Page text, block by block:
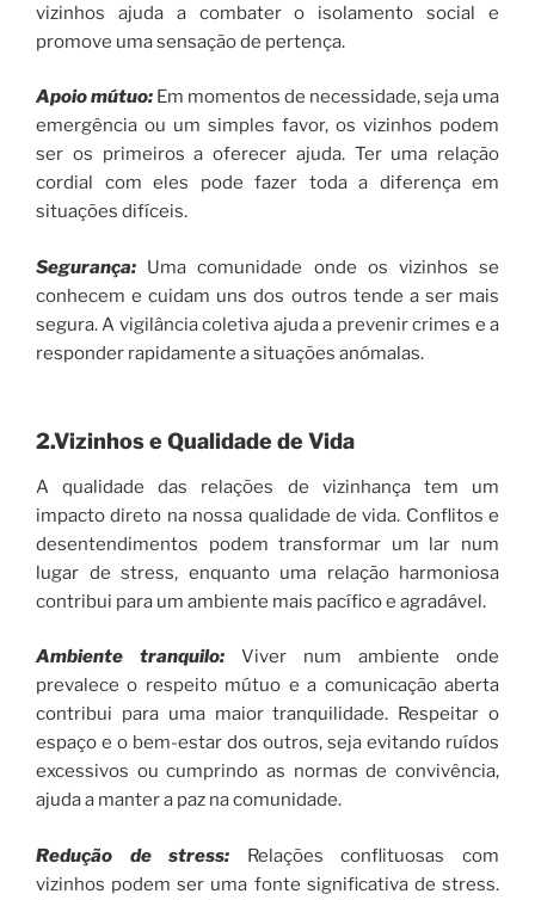
vizinhos ajuda a combater o isolamento social e
promove uma sensação de pertença.
Apoio mútuo: Em momentos de necessidade, seja uma
emergência ou um simples favor, os vizinhos podem
ser os primeiros a oferecer ajuda. Ter uma relação
cordial com eles pode fazer toda a diferença em
situações difíceis.
Segurança: Uma comunidade onde os vizinhos se
conhecem e cuidam uns dos outros tende a ser mais
segura. A vigilância coletiva ajuda a prevenir crimes e a
responder rapidamente a situações anómalas.
2.Vizinhos e Qualidade de Vida
A qualidade das relações de vizinhança tem um
impacto direto na nossa qualidade de vida. Conflitos e
desentendimentos podem transformar um lar num
lugar de stress, enquanto uma relação harmoniosa
contribui para um ambiente mais pacífico e agradável.
Ambiente tranquilo: Viver num ambiente onde
prevalece o respeito mútuo e a comunicação aberta
contribui para uma maior tranquilidade. Respeitar o
espaço e o bem-estar dos outros, seja evitando ruídos
excessivos ou cumprindo as normas de convivência,
ajuda a manter a paz na comunidade.
Redução de stress: Relações conflituosas com
vizinhos podem ser uma fonte significativa de stress.